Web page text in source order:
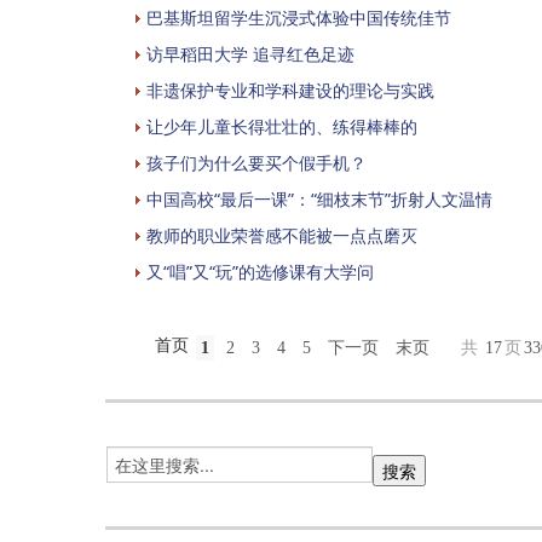
巴基斯坦留学生沉浸式体验中国传统佳节
访早稻田大学 追寻红色足迹
非遗保护专业和学科建设的理论与实践
让少年儿童长得壮壮的、练得棒棒的
孩子们为什么要买个假手机？
中国高校“最后一课”：“细枝末节”折射人文温情
教师的职业荣誉感不能被一点点磨灭
又“唱”又“玩”的选修课有大学问
首页 1 2 3 4 5 下一页 末页 共 17页